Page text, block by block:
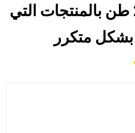
الحفارات الصغيرة 2 طن بالمنتجات التي